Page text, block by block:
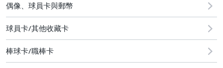
偶像、球員卡與郵幣
球員卡/其他收藏卡
棒球卡/職棒卡